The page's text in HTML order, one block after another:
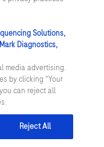
produits destinés à
des détails sur les
autrement
noter que nous
information qui
d'origine.
Solutions,
Diagnostics,
media advertising.
by clicking “Your
can reject all
Reject All